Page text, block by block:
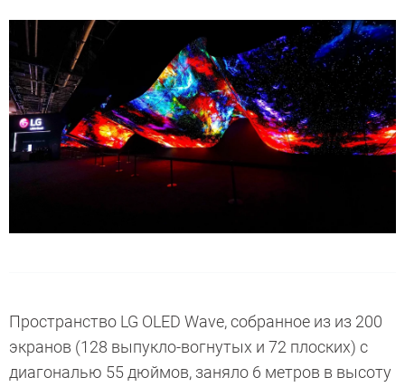
Пространство LG OLED Wave, собранное из из 200
экранов (128 выпукло-вогнутых и 72 плоских) с
диагональю 55 дюймов, заняло 6 метров в высоту